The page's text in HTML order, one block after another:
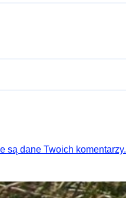
są dane Twoich komentarzy.